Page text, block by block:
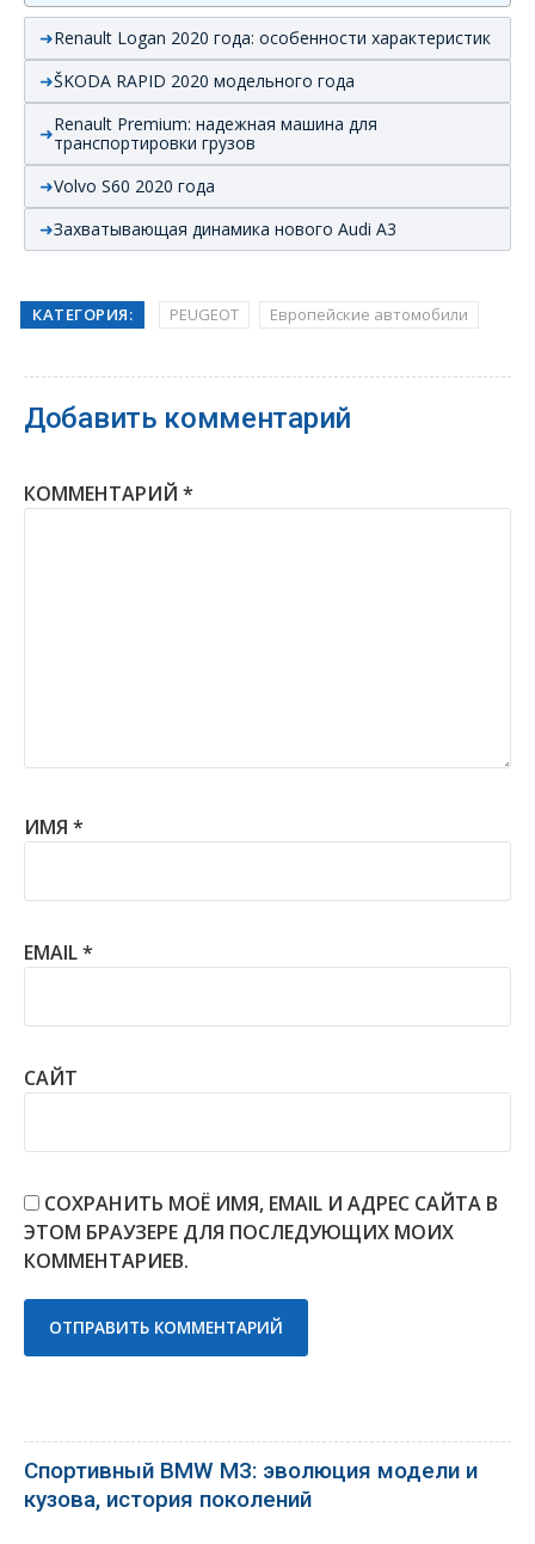
Renault Logan 2020 года: особенности характеристик
ŠKODA RAPID 2020 модельного года
Renault Premium: надежная машина для
транспортировки грузов
Volvo S60 2020 года
Захватывающая динамика нового Audi А3
КАТЕГОРИЯ: PEUGEOT Европейские автомобили
Добавить комментарий
КОММЕНТАРИЙ *
ИМЯ *
EMAIL*
САЙТ
СОХРАНИТЬ МОЁ ИМЯ, EMAIL И АДРЕС САЙТА В
ЭТОМ БРАУЗЕРЕ ДЛЯ ПОСЛЕДУЮЩИХ МОИХ
КОММЕНТАРИЕВ.
Спортивный BMW M3: эволюция модели и
кузова, история поколений